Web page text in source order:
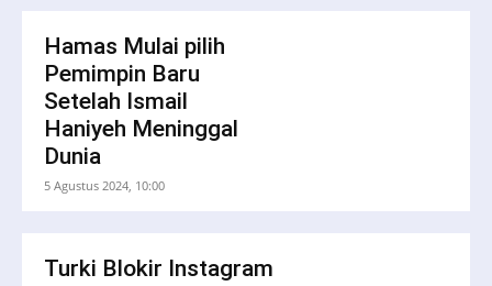
Hamas Mulai pilih
Pemimpin Baru
Setelah Ismail
Haniyeh Meninggal
Dunia
5 Agustus 2024, 10:00
Turki Blokir Instagram